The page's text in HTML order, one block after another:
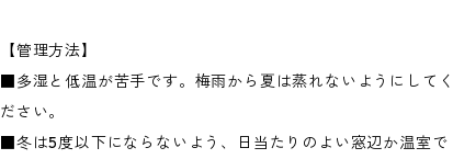
【管理方法】
■多湿と低温が苦手です。梅雨から夏は蒸れないようにしてく
ださい。
■冬は5度以下にならないよう、日当たりのよい窓辺か温室で